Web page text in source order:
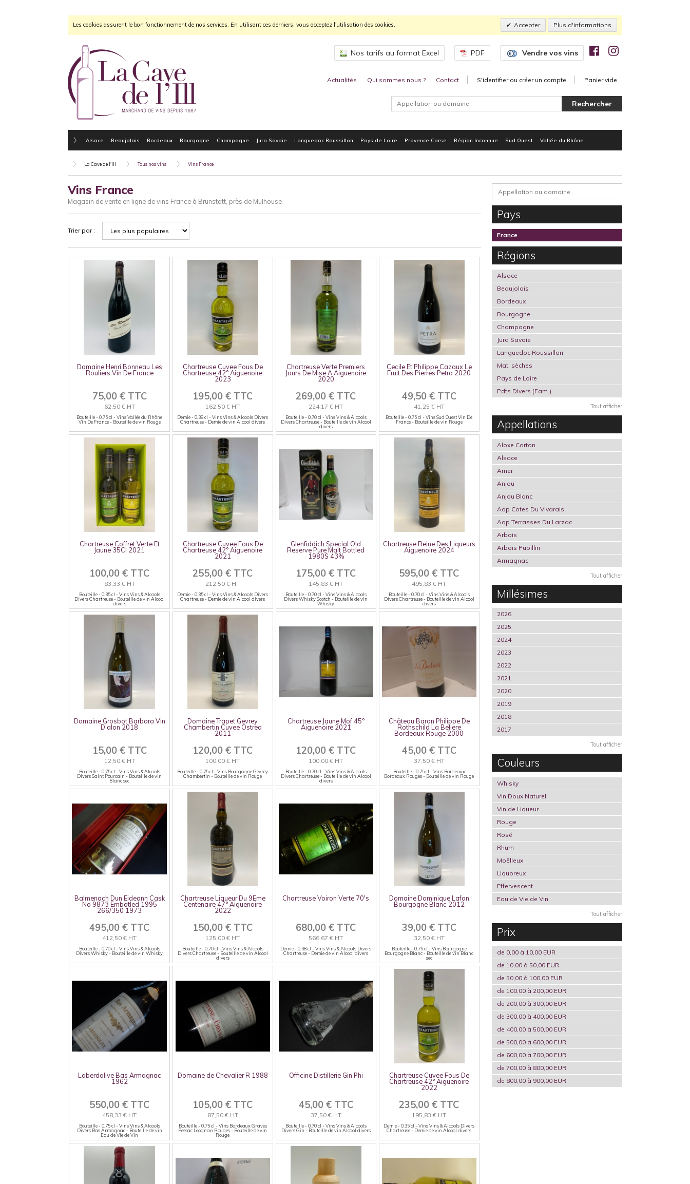
Les cookies assurent le bon fonctionnement de nos services. En utilisant ces derniers, vous acceptez l'utilisation des cookies. Accepter Plus d'informations
Nos tarifs au format Excel PDF Vendre vos vins
Actualités Qui sommes nous ? Contact S'identifier ou créer un compte Panier vide
Alsace Beaujolais Bordeaux Bourgogne Champagne Jura Savoie Languedoc Roussillon Pays de Loire Provence Corse Région Inconnue Sud Ouest Vallée du Rhône
La Cave de l'Ill Tous nos vins Vins France
Vins France
Magasin de vente en ligne de vins France à Brunstatt, près de Mulhouse
Trier par :
Domaine Henri Bonneau Les
Rouliers Vin De France
75,00 € TTC
62,50 € HT
Bouteille - 0.75 cl - Vins Vallée du Rhône
Vin De France - Bouteille de vin Rouge
Chartreuse Cuvee Fous De
Chartreuse 42° Aiguenoire
2023
195,00 € TTC
162,50 € HT
Demie - 0.38 cl - Vins Vins & Alcools Divers
Chartreuse - Demie de vin Alcool divers
Chartreuse Verte Premiers
Jours De Mise A Aiguenoire
2020
269,00 € TTC
224,17 € HT
Bouteille - 0.70 cl - Vins Vins & Alcools
Divers Chartreuse - Bouteille de vin Alcool
divers
Cecile Et Philippe Cazaux Le
Fruit Des Pierres Petra 2020
49,50 € TTC
41,25 € HT
Bouteille - 0.75 cl - Vins Sud Ouest Vin De
France - Bouteille de vin Rouge
Chartreuse Coffret Verte Et
Jaune 35Cl 2021
100,00 € TTC
83,33 € HT
Bouteille - 0.35 cl - Vins Vins & Alcools
Divers Chartreuse - Bouteille de vin Alcool
divers
Chartreuse Cuvee Fous De
Chartreuse 42° Aiguenoire
2021
255,00 € TTC
212,50 € HT
Demie - 0.35 cl - Vins Vins & Alcools Divers
Chartreuse - Demie de vin Alcool divers
Glenfiddich Special Old
Reserve Pure Malt Bottled
1980S 43%
175,00 € TTC
145,83 € HT
Bouteille - 0.70 cl - Vins Vins & Alcools
Divers Whisky Scotch - Bouteille de vin
Whisky
Chartreuse Reine Des Liqueurs
Aiguenoire 2024
595,00 € TTC
495,83 € HT
Bouteille - 0.70 cl - Vins Vins & Alcools
Divers Chartreuse - Bouteille de vin Alcool
divers
Domaine Grosbot Barbara Vin
D'alon 2018
15,00 € TTC
12,50 € HT
Bouteille - 0.75 cl - Vins Vins & Alcools
Divers Saint Pourcain - Bouteille de vin
Blanc sec
Domaine Trapet Gevrey
Chambertin Cuvee Ostrea
2011
120,00 € TTC
100,00 € HT
Bouteille - 0.75 cl - Vins Bourgogne Gevrey
Chambertin - Bouteille de vin Rouge
Chartreuse Jaune Mof 45°
Aiguenoire 2021
120,00 € TTC
100,00 € HT
Bouteille - 0.70 cl - Vins Vins & Alcools
Divers Chartreuse - Bouteille de vin Alcool
divers
Château Baron Philippe De
Rothschild La Beliere
Bordeaux Rouge 2000
45,00 € TTC
37,50 € HT
Bouteille - 0.75 cl - Vins Bordeaux
Bordeaux Rouges - Bouteille de vin Rouge
Balmenach Dun Eideann Cask
No 9873 Embotled 1995
266/350 1973
495,00 € TTC
412,50 € HT
Bouteille - 0.70 cl - Vins Vins & Alcools
Divers Whisky - Bouteille de vin Whisky
Chartreuse Liqueur Du 9Eme
Centenaire 47° Aiguenoire
2022
150,00 € TTC
125,00 € HT
Bouteille - 0.70 cl - Vins Vins & Alcools
Divers Chartreuse - Bouteille de vin Alcool
divers
Chartreuse Voiron Verte 70's
680,00 € TTC
566,67 € HT
Demie - 0.38 cl - Vins Vins & Alcools Divers
Chartreuse - Demie de vin Alcool divers
Domaine Dominique Lafon
Bourgogne Blanc 2012
39,00 € TTC
32,50 € HT
Bouteille - 0.75 cl - Vins Bourgogne
Bourgogne Blanc - Bouteille de vin Blanc
sec
Laberdolive Bas Armagnac
1962
550,00 € TTC
458,33 € HT
Bouteille - 0.75 cl - Vins Vins & Alcools
Divers Bas Armagnac - Bouteille de vin
Eau de Vie de Vin
Domaine de Chevalier R 1988
105,00 € TTC
87,50 € HT
Bouteille - 0.75 cl - Vins Bordeaux Graves
Pessac Leognan Rouges - Bouteille de vin
Rouge
Officine Distillerie Gin Phi
45,00 € TTC
37,50 € HT
Bouteille - 0.70 cl - Vins Vins & Alcools
Divers Gin - Bouteille de vin Alcool divers
Chartreuse Cuvee Fous De
Chartreuse 42° Aiguenoire
2022
235,00 € TTC
195,83 € HT
Demie - 0.35 cl - Vins Vins & Alcools Divers
Chartreuse - Demie de vin Alcool divers
Pays
France
Régions
Alsace
Beaujolais
Bordeaux
Bourgogne
Champagne
Jura Savoie
Languedoc Roussillon
Mat. sèches
Pays de Loire
Pdts Divers (Fam.)
Tout afficher
Appellations
Aloxe Corton
Alsace
Amer
Anjou
Anjou Blanc
Aop Cotes Du Vivarais
Aop Terrasses Du Larzac
Arbois
Arbois Pupillin
Armagnac
Tout afficher
Millésimes
2026
2025
2024
2023
2022
2021
2020
2019
2018
2017
Tout afficher
Couleurs
Whisky
Vin Doux Naturel
Vin de Liqueur
Rouge
Rosé
Rhum
Moëlleux
Liquoreux
Effervescent
Eau de Vie de Vin
Tout afficher
Prix
de 0,00 à 10,00 EUR
de 10,00 à 50,00 EUR
de 50,00 à 100,00 EUR
de 100,00 à 200,00 EUR
de 200,00 à 300,00 EUR
de 300,00 à 400,00 EUR
de 400,00 à 500,00 EUR
de 500,00 à 600,00 EUR
de 600,00 à 700,00 EUR
de 700,00 à 800,00 EUR
de 800,00 à 900,00 EUR